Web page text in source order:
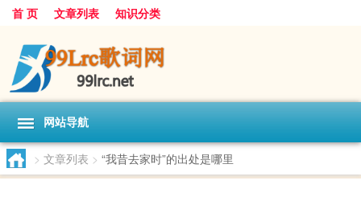
首 页 文章列表 知识分类
网站导航
> 文章列表 > “我昔去家时”的出处是哪里